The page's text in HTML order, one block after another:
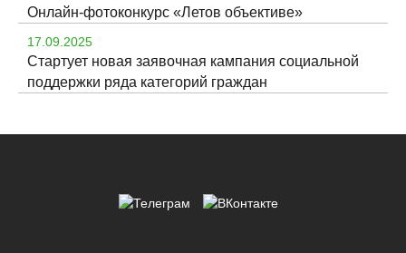
Онлайн-фотоконкурс «Летов объективе»
17.09.2025
Стартует новая заявочная кампания социальной
поддержки ряда категорий граждан